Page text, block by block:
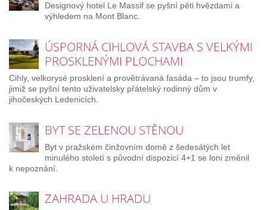
Designový hotel Le Massif se pyšní pěti hvězdami a
výhledem na Mont Blanc.
ÚSPORNÁ CIHLOVÁ STAVBA S VELKÝMI
PROSKLENÝMI PLOCHAMI
Cihly, velkorysé prosklení a provětrávaná fasáda – to jsou trumfy,
jimiž se pyšní tento uživatelsky přátelský rodinný dům v
jihočeských Ledenicích.
BYT SE ZELENOU STĚNOU
Byt v pražském činžovním domě z šedesátých let
minulého století s původní dispozicí 4+1 se loni změnil
k nepoznání.
ZAHRADA U HRADU